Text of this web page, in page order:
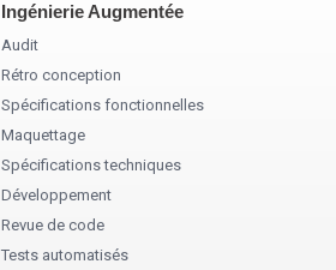
Ingénierie Augmentée
Audit
Rétro conception
Spécifications fonctionnelles
Maquettage
Spécifications techniques
Développement
Revue de code
Tests automatisés